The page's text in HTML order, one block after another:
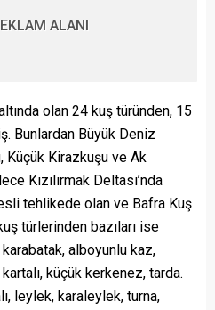
ALANI
olan 24 kuş türünden, 15
Bunlardan Büyük Deniz
Küçük Kirazkuşu ve Ak
Kızılırmak Deltası’nda
tehlikede olan ve Bafra Kuş
türlerinden bazıları ise
alboyunlu kaz,
küçük kerkenez, tarda.
leylek, karaleylek, turna,